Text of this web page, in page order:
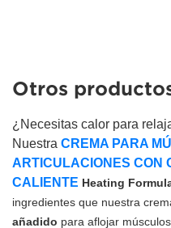
Otros
¿Necesitas calor para
Nuestra CREMA PARA
ARTICULACIONES CON
CALIENTE Heating
ingredientes que nuestra
añadido para aflojar